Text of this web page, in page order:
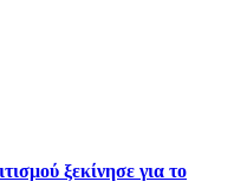
ξεκίνησε για το